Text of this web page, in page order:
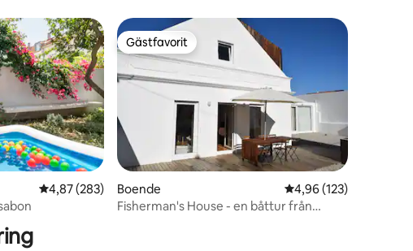
4,87 av 5 i genomsnittligt betyg, 283 omdömen
4,87 (283)
Gästfavorit
Gästfavorit
Boende 4,96 av 5 i
4,96 (123)
Fisherman's House - en båttur från